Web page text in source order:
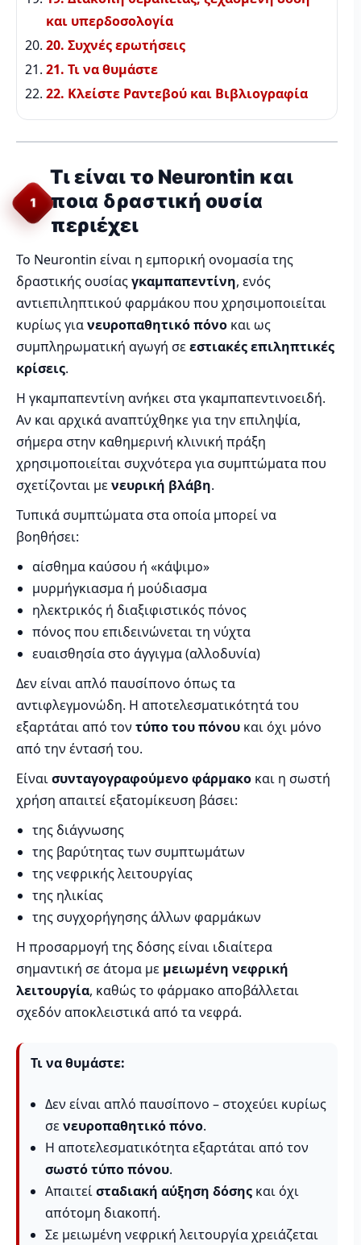
και υπερδοσολογία
20. Συχνές ερωτήσεις
21. Τι να θυμάστε
22. Κλείστε Ραντεβού και Βιβλιογραφία
1
Τι είναι το Neurontin και
ποια δραστική ουσία
περιέχει
Το Neurontin είναι η εμπορική ονομασία της
δραστικής ουσίαςγκαμπαπεντίνη, ενός
αντιεπιληπτικού φαρμάκου που χρησιμοποιείται
κυρίως γιανευροπαθητικό πόνο και ως
συμπληρωματική αγωγή σεεστιακές επιληπτικές
κρίσεις.
Η γκαμπαπεντίνη ανήκει στα γκαμπαπεντινοειδή.
Αν και αρχικά αναπτύχθηκε για την επιληψία,
σήμερα στην καθημερινή κλινική πράξη
χρησιμοποιείται συχνότερα για συμπτώματα που
σχετίζονται μενευρική βλάβη.
Τυπικά συμπτώματα στα οποία μπορεί να
βοηθήσει:
αίσθημα καύσου ή «κάψιμο»
μυρμήγκιασμα ή μούδιασμα
ηλεκτρικός ή διαξιφιστικός πόνος
πόνος που επιδεινώνεται τη νύχτα
ευαισθησία στο άγγιγμα (αλλοδυνία)
Δεν είναι απλό παυσίπονο όπως τα
αντιφλεγμονώδη. Η αποτελεσματικότητά του
εξαρτάται από τον τύπο του πόνου και όχι μόνο
από την έντασή του.
Είναισυνταγογραφούμενο φάρμακο και η σωστή
χρήση απαιτεί εξατομίκευση βάσει:
της διάγνωσης
της βαρύτητας των συμπτωμάτων
της νεφρικής λειτουργίας
της ηλικίας
της συγχορήγησης άλλων φαρμάκων
Η προσαρμογή της δόσης είναι ιδιαίτερα
σημαντική σε άτομα με μειωμένη νεφρική
λειτουργία, καθώς το φάρμακο αποβάλλεται
σχεδόν αποκλειστικά από τα νεφρά.
Τι να θυμάστε:
Δεν είναι απλό παυσίπονο – στοχεύει κυρίως
σενευροπαθητικό πόνο.
Η αποτελεσματικότητα εξαρτάται από τον
σωστό τύπο πόνου.
Απαιτείσταδιακή αύξηση δόσης και όχι
απότομη διακοπή.
Σε μειωμένη νεφρική λειτουργία χρειάζεται